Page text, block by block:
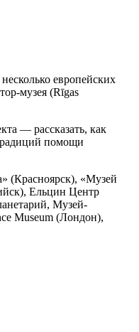
европейских
музея (Rīgas
— рассказать, как
помощи
(Красноярск), «Музей
Ельцин Центр
Музей-
Museum (Лондон),